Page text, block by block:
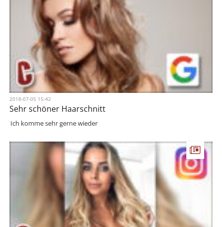
2018-07-05 15:42
Sehr schöner Haarschnitt
Ich komme sehr gerne wieder